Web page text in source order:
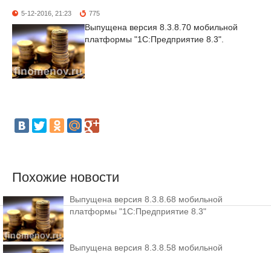
5-12-2016, 21:23 775
Выпущена версия 8.3.8.70 мобильной
платформы "1С:Предприятие 8.3".
Похожие новости
Выпущена версия 8.3.8.68 мобильной
платформы "1С:Предприятие 8.3"
Выпущена версия 8.3.8.58 мобильной